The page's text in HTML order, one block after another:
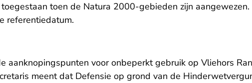
toen de Natura 2000-gebieden zijn
referentiedatum.
aanknopingspunten voor onbeperkt gebruik op Vliehors
meent dat Defensie op grond van de